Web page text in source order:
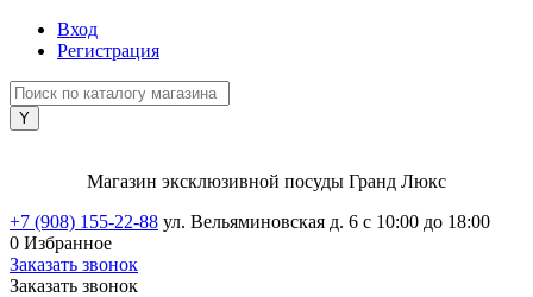
Вход
Регистрация
Магазин эксклюзивной посуды Гранд Люкс
+7 (908) 155-22-88 ул. Вельяминовская д. 6 с 10:00 до 18:00
0 Избранное
Заказать звонок
Заказать звонок